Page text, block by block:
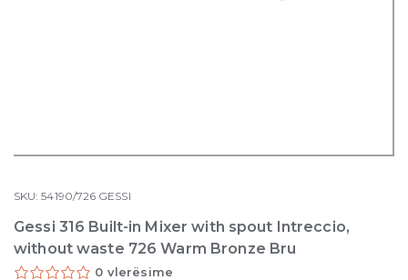
SKU:54190/726 GESSI
Gessi 316 Built-in Mixer with spout Intreccio,
without waste 726 Warm Bronze Bru
0 vlerësime